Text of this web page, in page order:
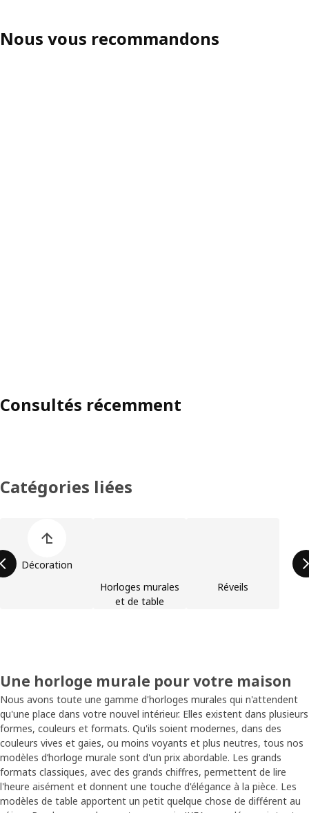
Nous vous recommandons
Consultés récemment
Catégories liées
Décoration
Horloges murales
et de table
Réveils
Une horloge murale pour votre maison
Nous avons toute une gamme d'horloges murales qui n'attendent
qu'une place dans votre nouvel intérieur. Elles existent dans plusieurs
formes, couleurs et formats. Qu'ils soient modernes, dans des
couleurs vives et gaies, ou moins voyants et plus neutres, tous nos
modèles d’horloge murale sont d'un prix abordable. Les grands
formats classiques, avec des grands chiffres, permettent de lire
l'heure aisément et donnent une touche d'élégance à la pièce. Les
modèles de table apportent un petit quelque chose de différent au